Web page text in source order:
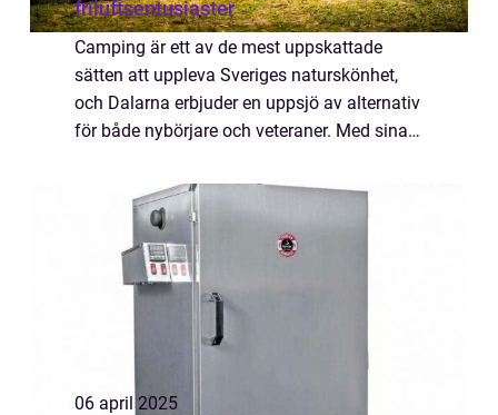
friluftsentusiaster
Camping är ett av de mest uppskattade
sätten att uppleva Sveriges naturskönhet,
och Dalarna erbjuder en uppsjö av alternativ
för både nybörjare och veteraner. Med sina
06 april 2025